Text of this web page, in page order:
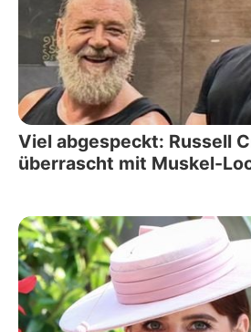
Viel abgespeckt: Russell
überrascht mit Muskel-